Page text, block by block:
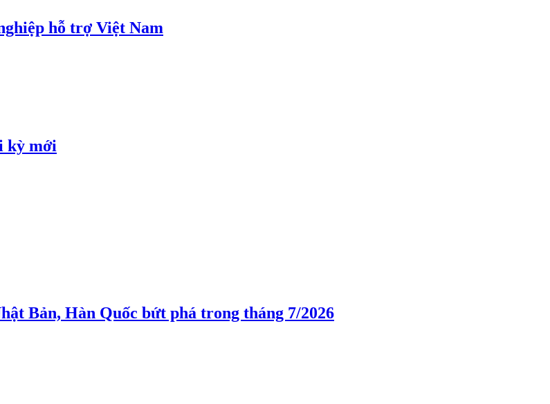
hỗ trợ Việt Nam
kỳ mới
Bản, Hàn Quốc bứt phá trong tháng 7/2026